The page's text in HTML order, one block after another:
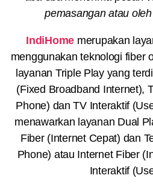
pemasangan atau
IndiHome merupakan
menggunakan teknologi fiber
layanan Triple Play yang
(Fixed Broadband Internet),
Phone) dan TV Interaktif
menawarkan layanan Dual
Fiber (Internet Cepat) dan
Phone) atau Internet Fiber
Interaktif